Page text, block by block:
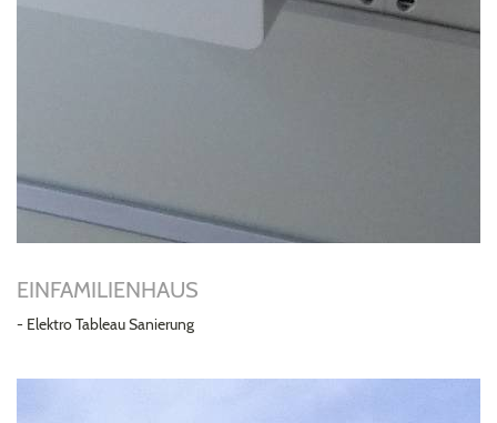
EINFAMILIENHAUS
- Elektro Tableau Sanierung